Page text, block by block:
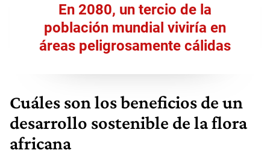
En 2080, un tercio de la
población mundial viviría en
áreas peligrosamente cálidas
Cuáles son los beneficios de un
desarrollo sostenible de la flora
africana